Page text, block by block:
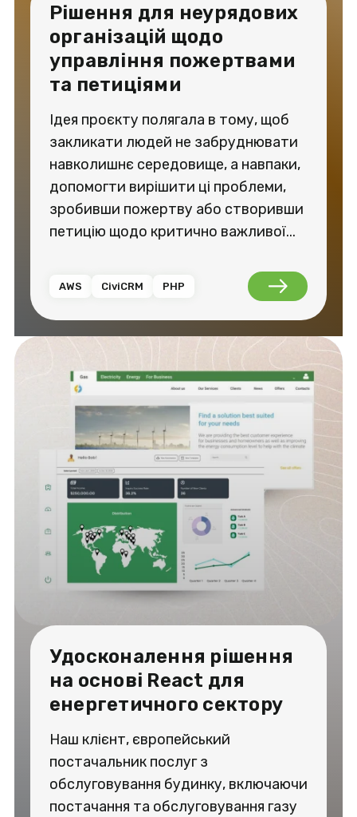
Рішення для неурядових
організацій щодо
управління пожертвами
та петиціями
Ідея проєкту полягала в тому, щоб
закликати людей не забруднювати
навколишнє середовище, а навпаки,
допомогти вирішити ці проблеми,
зробивши пожертву або створивши
петицію щодо критично важливої...
AWS CiviCRM PHP
Удосконалення рішення
на основі React для
енергетичного сектору
Наш клієнт, європейський
постачальник послуг з
обслуговування будинку, включаючи
постачання та обслуговування газу